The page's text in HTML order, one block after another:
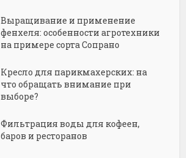
Выращивание и применение
фенхеля: особенности агротехники
на примере сорта Сопрано
Кресло для парикмахерских: на
что обращать внимание при
выборе?
Фильтрация воды для кофеен,
баров и ресторанов